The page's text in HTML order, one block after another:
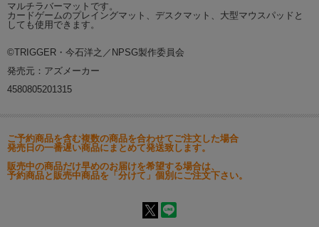
マルチラバーマットです。
カードゲームのプレイングマット、デスクマット、大型マウスパッドと
しても使用できます。
©TRIGGER・今石洋之／NPSG製作委員会
発売元：アズメーカー
4580805201315
ご予約商品を含む複数の商品を合わせてご注文した場合
発売日の一番遅い商品にまとめて発送致します。
販売中の商品だけ早めのお届けを希望する場合は、
予約商品と販売中商品を「分けて」個別にご注文下さい。